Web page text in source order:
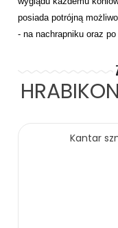
posiada potrójną
- na nachrapniku oraz
HRABIKON
Kantar